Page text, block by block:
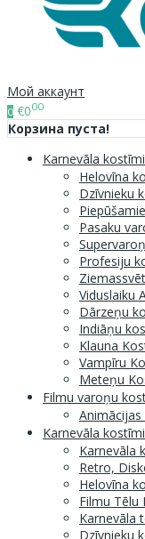
Мой аккаунт
0 €000
Корзина пуста!
Karnevāla
Helovīna
Dzīvnieku
Pasaku
Profesiju
Viduslaiku
Dārzeņu
Indiāņu
Klauna
Vampīru
Meteņu
Filmu varoņu
Karnevāla
Karnevāla
Retro,
Helovīna
Filmu Tēlu
Karnevāla
Dzīvnieku